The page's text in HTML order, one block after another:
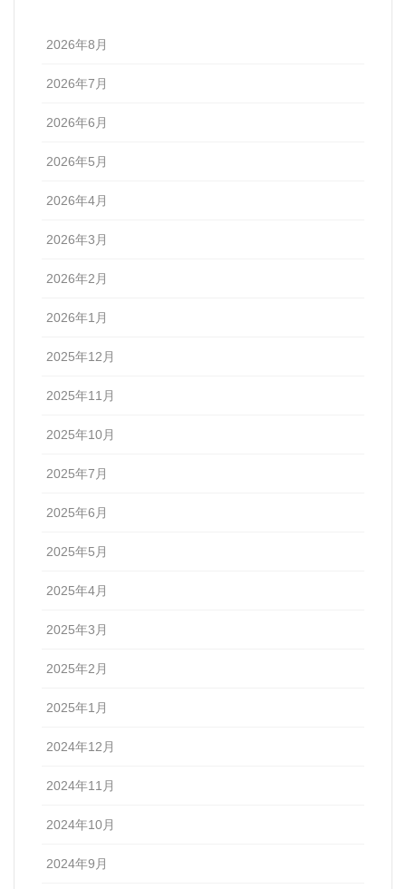
2026年8月
2026年7月
2026年6月
2026年5月
2026年4月
2026年3月
2026年2月
2026年1月
2025年12月
2025年11月
2025年10月
2025年7月
2025年6月
2025年5月
2025年4月
2025年3月
2025年2月
2025年1月
2024年12月
2024年11月
2024年10月
2024年9月